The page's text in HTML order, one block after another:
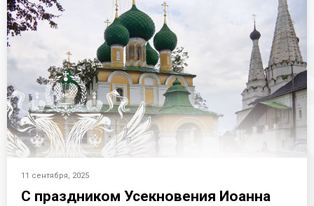
11 сентября, 2025
С праздником Усекновения Иоанна